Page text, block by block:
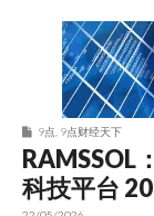
9点
9点 9点财经天下
RAMSSOL
科技平台